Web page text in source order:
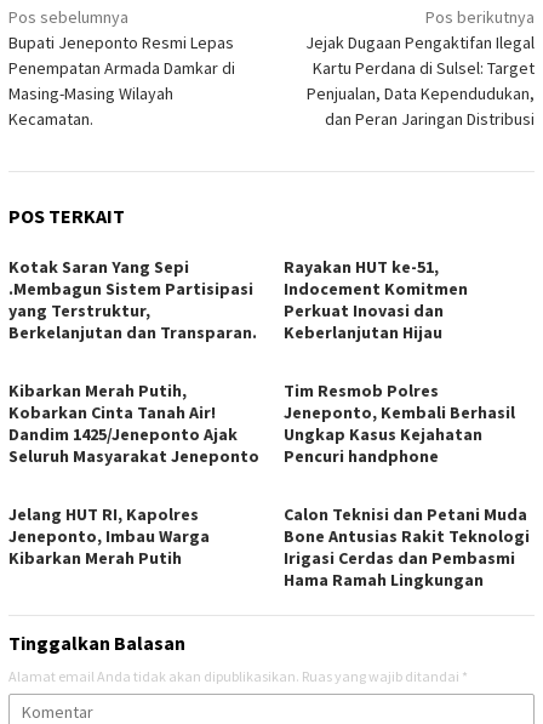
Navigasi
pos
Pos sebelumnya
Bupati Jeneponto Resmi Lepas
Penempatan Armada Damkar di
Masing-Masing Wilayah
Kecamatan.
Pos berikutnya
Jejak Dugaan Pengaktifan Ilegal
Kartu Perdana di Sulsel: Target
Penjualan, Data Kependudukan,
dan Peran Jaringan Distribusi
POS TERKAIT
Kotak Saran Yang Sepi
.Membagun Sistem Partisipasi
yang Terstruktur,
Berkelanjutan dan Transparan.
Rayakan HUT ke-51,
Indocement Komitmen
Perkuat Inovasi dan
Keberlanjutan Hijau
Kibarkan Merah Putih,
Kobarkan Cinta Tanah Air!
Dandim 1425/Jeneponto Ajak
Seluruh Masyarakat Jeneponto
Tim Resmob Polres
Jeneponto, Kembali Berhasil
Ungkap Kasus Kejahatan
Pencuri handphone
Jelang HUT RI, Kapolres
Jeneponto, Imbau Warga
Kibarkan Merah Putih
Calon Teknisi dan Petani Muda
Bone Antusias Rakit Teknologi
Irigasi Cerdas dan Pembasmi
Hama Ramah Lingkungan
Tinggalkan Balasan
Alamat email Anda tidak akan dipublikasikan. Ruas yang wajib ditandai *